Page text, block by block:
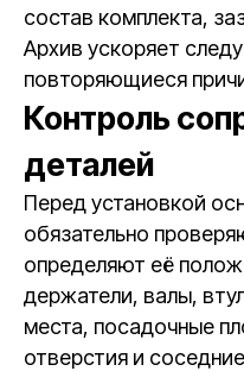
состав комплекта,
Архив ускоряет
повторяющиеся
Контроль
деталей
Перед установкой
обязательно
определяют её
держатели, валы,
места, посадочные
отверстия и